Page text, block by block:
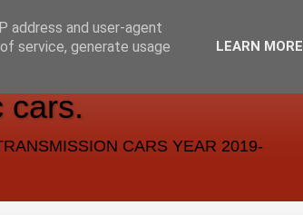
cars.
CARS YEAR 2019-
address and user-agent
service, generate usage
LEARN MORE